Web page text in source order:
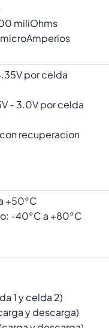
miliOhms
por celda
- 3.0V por celda
recuperacion
+50°C
-40°C a +80°C
1 y celda 2)
y descarga)